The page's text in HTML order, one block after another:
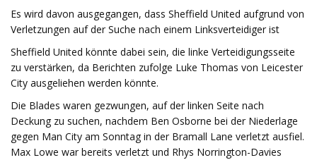
Es wird davon ausgegangen, dass Sheffield United aufgrund von
Verletzungen auf der Suche nach einem Linksverteidiger ist
Sheffield United könnte dabei sein, die linke Verteidigungsseite
zu verstärken, da Berichten zufolge Luke Thomas von Leicester
City ausgeliehen werden könnte.
Die Blades waren gezwungen, auf der linken Seite nach
Deckung zu suchen, nachdem Ben Osborne bei der Niederlage
gegen Man City am Sonntag in der Bramall Lane verletzt ausfiel.
Max Lowe war bereits verletzt und Rhys Norrington-Davies